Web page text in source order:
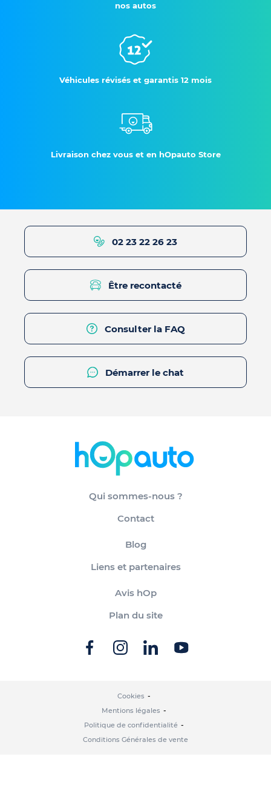
nos autos
Véhicules révisés et garantis 12 mois
Livraison chez vous et en hOpauto Store
02 23 22 26 23
Être recontacté
Consulter la FAQ
Démarrer le chat
Qui sommes-nous ?
Contact
Blog
Liens et partenaires
Avis hOp
Plan du site
Cookies
Mentions légales
Politique de confidentialité
Conditions Générales de vente